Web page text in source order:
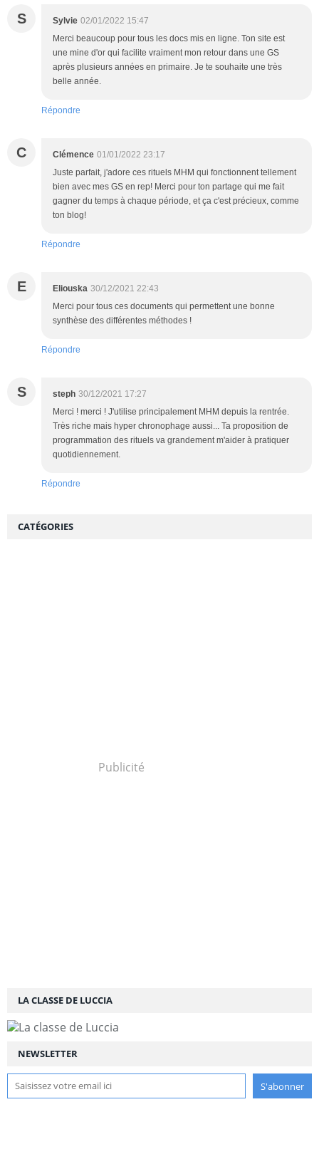
S Sylvie 02/01/2022 15:47
Merci beaucoup pour tous les docs mis en ligne. Ton site est
une mine d'or qui facilite vraiment mon retour dans une GS
après plusieurs années en primaire. Je te souhaite une très
belle année.
Répondre
C Clémence 01/01/2022 23:17
Juste parfait, j'adore ces rituels MHM qui fonctionnent tellement
bien avec mes GS en rep! Merci pour ton partage qui me fait
gagner du temps à chaque période, et ça c'est précieux, comme
ton blog!
Répondre
E Eliouska 30/12/2021 22:43
Merci pour tous ces documents qui permettent une bonne
synthèse des différentes méthodes !
Répondre
S steph 30/12/2021 17:27
Merci ! merci ! J'utilise principalement MHM depuis la rentrée.
Très riche mais hyper chronophage aussi... Ta proposition de
programmation des rituels va grandement m'aider à pratiquer
quotidiennement.
Répondre
Publicité
NEWSLETTER
LA CLASSE DE LUCCIA
CATÉGORIES